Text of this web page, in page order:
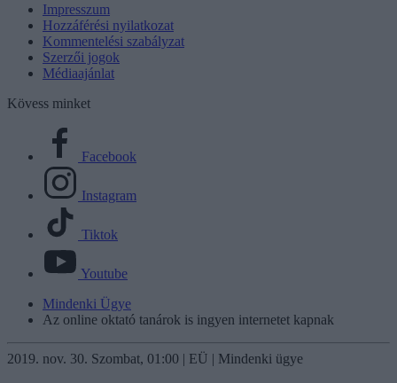
Impresszum
Hozzáférési nyilatkozat
Kommentelési szabályzat
Szerzői jogok
Médiaajánlat
Kövess minket
Facebook
Instagram
Tiktok
Youtube
Mindenki Ügye
Az online oktató tanárok is ingyen internetet kapnak
2019. nov. 30. Szombat, 01:00 | EÜ | Mindenki ügye